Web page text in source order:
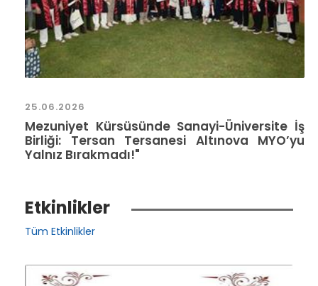
25.06.2026
Mezuniyet Kürsüsünde Sanayi-Üniversite İş
Birliği: Tersan Tersanesi Altınova MYO’yu
Yalnız Bırakmadı!"
Etkinlikler
Tüm Etkinlikler